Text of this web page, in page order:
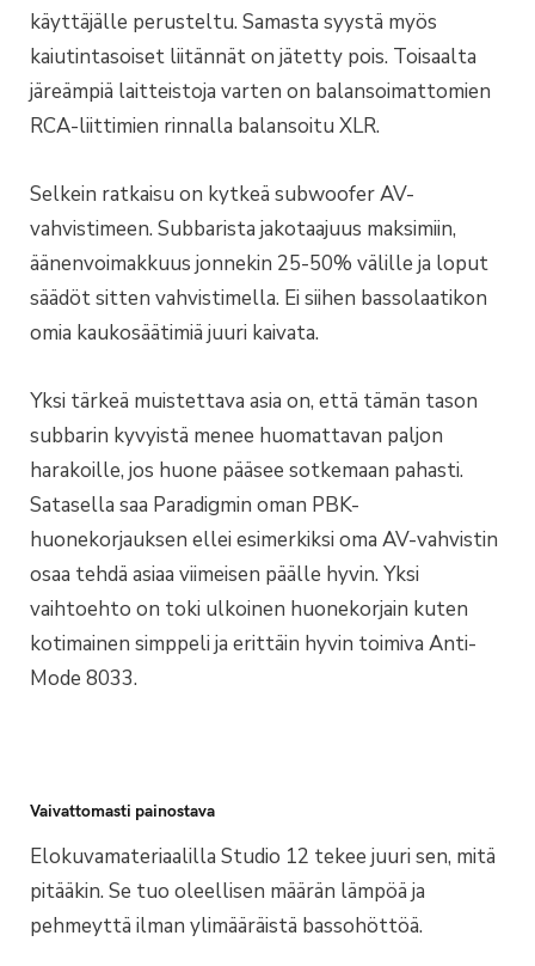
käyttäjälle perusteltu. Samasta syystä myös
kaiutintasoiset liitännät on jätetty pois. Toisaalta
järeämpiä laitteistoja varten on balansoimattomien
RCA-liittimien rinnalla balansoitu XLR.
Selkein ratkaisu on kytkeä subwoofer AV-
vahvistimeen. Subbarista jakotaajuus maksimiin,
äänenvoimakkuus jonnekin 25-50% välille ja loput
säädöt sitten vahvistimella. Ei siihen bassolaatikon
omia kaukosäätimiä juuri kaivata.
Yksi tärkeä muistettava asia on, että tämän tason
subbarin kyvyistä menee huomattavan paljon
harakoille, jos huone pääsee sotkemaan pahasti.
Satasella saa Paradigmin oman PBK-
huonekorjauksen ellei esimerkiksi oma AV-vahvistin
osaa tehdä asiaa viimeisen päälle hyvin. Yksi
vaihtoehto on toki ulkoinen huonekorjain kuten
kotimainen simppeli ja erittäin hyvin toimiva Anti-
Mode 8033.
Vaivattomasti painostava
Elokuvamateriaalilla Studio 12 tekee juuri sen, mitä
pitääkin. Se tuo oleellisen määrän lämpöä ja
pehmeyttä ilman ylimääräistä bassohöttöä.